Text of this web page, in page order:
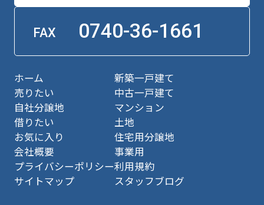
FAX 0740-36-1661
ホーム
売りたい
自社分譲地
借りたい
お気に入り
会社概要
プライバシーポリシー
サイトマップ
新築一戸建て
中古一戸建て
マンション
土地
住宅用分譲地
事業用
利用規約
スタッフブログ